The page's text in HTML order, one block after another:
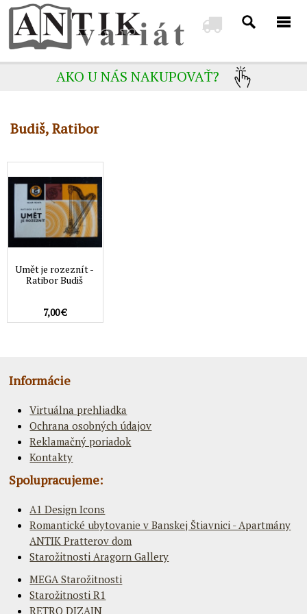
AKO U NÁS NAKUPOVAŤ?
Budiš, Ratibor
Umět je rozeznít -
Ratibor Budiš
7,00 €
Informácie
Virtuálna prehliadka
Ochrana osobných údajov
Reklamačný poriadok
Kontakty
Spolupracujeme:
A1 Design Icons
Romantické ubytovanie v Banskej Štiavnici - Apartmány
ANTIK Pratterov dom
Starožitnosti Aragorn Gallery
MEGA Starožitnosti
Starožitnosti R1
RETRO DIZAJN